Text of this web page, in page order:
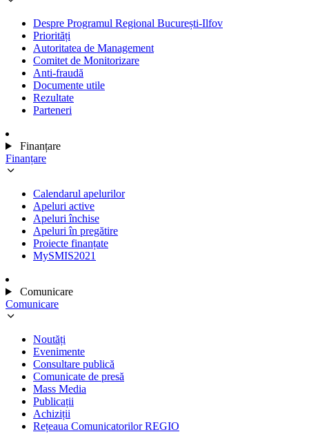
Despre Programul Regional București-Ilfov
Priorități
Autoritatea de Management
Comitet de Monitorizare
Anti-fraudă
Documente utile
Rezultate
Parteneri
Finanțare
Finanțare
Calendarul apelurilor
Apeluri active
Apeluri închise
Apeluri în pregătire
Proiecte finanțate
MySMIS2021
Comunicare
Comunicare
Noutăți
Evenimente
Consultare publică
Comunicate de presă
Mass Media
Publicații
Achiziții
Rețeaua Comunicatorilor REGIO